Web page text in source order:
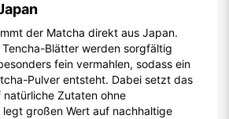
der Matcha direkt aus Japan.
Blätter werden sorgfältig
fein vermahlen, sodass ein
Pulver entsteht. Dabei setzt das
natürliche Zutaten ohne
großen Wert auf nachhaltige